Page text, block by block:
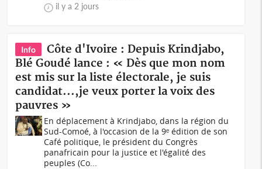
il y a 2 jours
Info
Côte d'Ivoire : Depuis Krindjabo,
Blé Goudé lance : « Dès que mon nom
est mis sur la liste électorale, je suis
candidat...,je veux porter la voix des
pauvres »
En déplacement à Krindjabo, dans la région du
Sud-Comoé, à l'occasion de la 9ᵉ édition de son
Café politique, le président du Congrès
panafricain pour la justice et l'égalité des
peuples (Co...